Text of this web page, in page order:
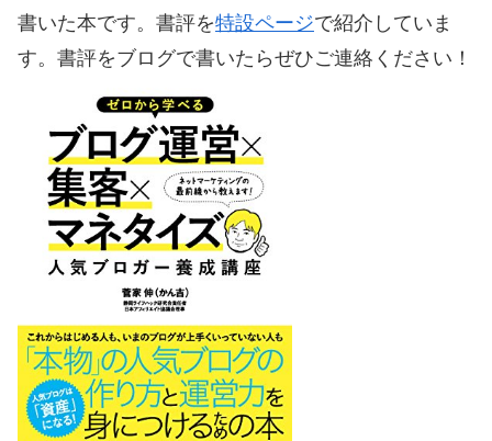
書いた本です。書評を特設ページで紹介していま
す。書評をブログで書いたらぜひご連絡ください！